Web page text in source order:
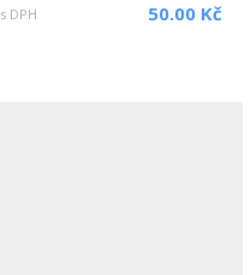
s DPH 50.00 Kč